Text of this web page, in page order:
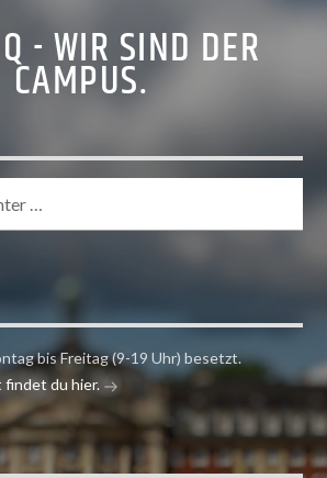
- WIR SIND DER
CAMPUS.
bis Freitag (9-19 Uhr) besetzt.
findet du hier.